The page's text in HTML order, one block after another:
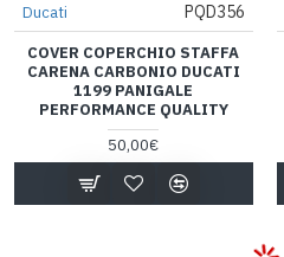
Ducati PQD356
COVER COPERCHIO STAFFA
CARENA CARBONIO DUCATI
1199 PANIGALE
PERFORMANCE QUALITY
50,00€